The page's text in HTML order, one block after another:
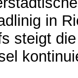
in
steigt